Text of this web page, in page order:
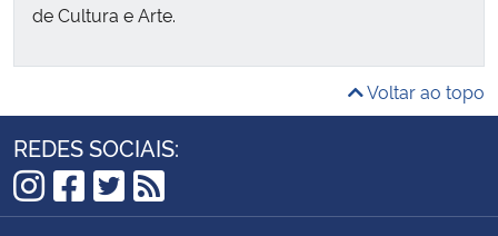
Planaltode Cultura e Arte.
Voltar ao topo
REDES SOCIAIS:
Instagram
Facebook
Twitter
RSS